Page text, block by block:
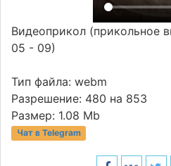
Видеоприкол (прикольное
05 - 09)
Тип файла: webm
Разрешение: 480 на 853
Размер: 1.08 Mb
Чат в Telegram